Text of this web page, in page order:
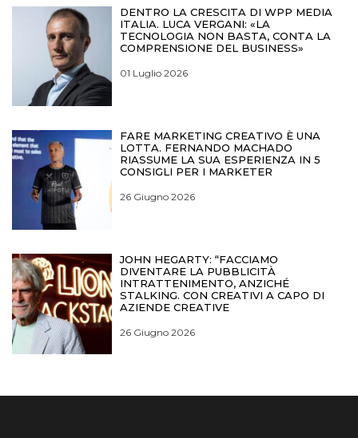
DENTRO LA CRESCITA DI WPP MEDIA
ITALIA. LUCA VERGANI: «LA
TECNOLOGIA NON BASTA, CONTA LA
COMPRENSIONE DEL BUSINESS»
01 Luglio 2026
FARE MARKETING CREATIVO È UNA
LOTTA. FERNANDO MACHADO
RIASSUME LA SUA ESPERIENZA IN 5
CONSIGLI PER I MARKETER
26 Giugno 2026
JOHN HEGARTY: “FACCIAMO
DIVENTARE LA PUBBLICITÀ
INTRATTENIMENTO, ANZICHÉ
STALKING. CON CREATIVI A CAPO DI
AZIENDE CREATIVE
26 Giugno 2026